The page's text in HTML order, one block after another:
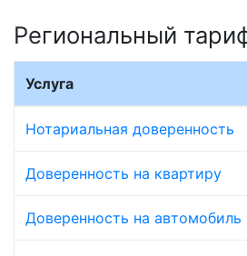
Региональный
Услуга
Нотариальная доверенность
Доверенность на квартиру
Доверенность на автомобиль